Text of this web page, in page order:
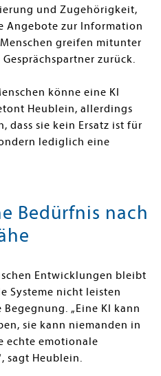
und Zugehörigkeit,
Angebote zur Information
greifen mitunter
zurück.
könne eine KI
Heublein, allerdings
dass sie kein Ersatz ist für
lediglich eine
Bedürfnis nach
Entwicklungen bleibt
Systeme nicht leisten
„Eine KI kann
sie kann niemanden in
echte emotionale
sagt Heublein.